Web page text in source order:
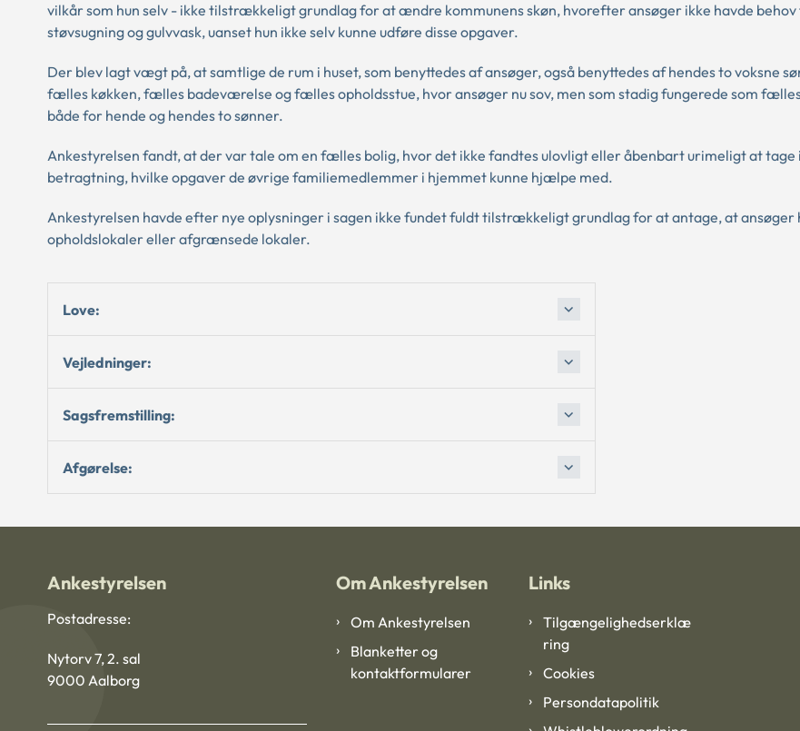
vilkår som hun selv - ikke tilstrækkeligt grundlag for at ændre kommunens skøn, hvorefter ansøger ikke havde
støvsugning og gulvvask, uanset hun ikke selv kunne udføre disse opgaver.
Der blev lagt vægt på, at samtlige de rum i huset, som benyttedes af ansøger, også benyttedes af hendes to voksne
fælles køkken, fælles badeværelse og fælles opholdsstue, hvor ansøger nu sov, men som stadig fungerede som
både for hende og hendes to sønner.
Ankestyrelsen fandt, at der var tale om en fælles bolig, hvor det ikke fandtes ulovligt eller åbenbart urimeligt at tage i
betragtning, hvilke opgaver de øvrige familiemedlemmer i hjemmet kunne hjælpe med.
Ankestyrelsen havde efter nye oplysninger i sagen ikke fundet fuldt tilstrækkeligt grundlag for at antage, at ansøger
opholdslokaler eller afgrænsede lokaler.
Love:
Vejledninger:
Sagsfremstilling:
Afgørelse:
Ankestyrelsen
Postadresse:
Nytorv 7, 2. sal
9000 Aalborg
Om Ankestyrelsen
Om Ankestyrelsen
Blanketter og
kontaktformularer
Links
Tilgængelighedserklæ
ring
Cookies
Persondatapolitik